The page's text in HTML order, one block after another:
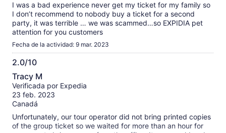
I was a bad experience never get my ticket for my family so
I don’t recommend to nobody buy a ticket for a second
party, it was terrible … we was scammed…so EXPIDIA pet
attention for you customers
Fecha de la actividad: 9 mar. 2023
2.0/10
2.0
de
10
Tracy M
Verificada por Expedia
23 feb. 2023
Canadá
Unfortunately, our tour operator did not bring printed copies
of the group ticket so we waited for more than an hour for